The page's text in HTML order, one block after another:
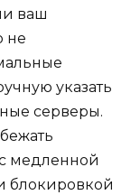
ваш
не
указать
серверы.
медленной
блокировкой